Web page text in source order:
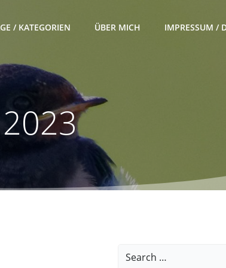
/ KATEGORIEN ÜBER MICH IMPRESSUM /
Search